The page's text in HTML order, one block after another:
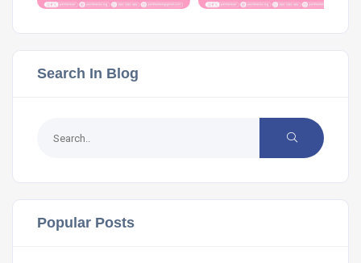
Search In Blog
Popular Posts